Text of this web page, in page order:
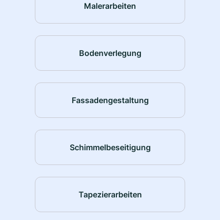
Malerarbeiten
Bodenverlegung
Fassadengestaltung
Schimmelbeseitigung
Tapezierarbeiten